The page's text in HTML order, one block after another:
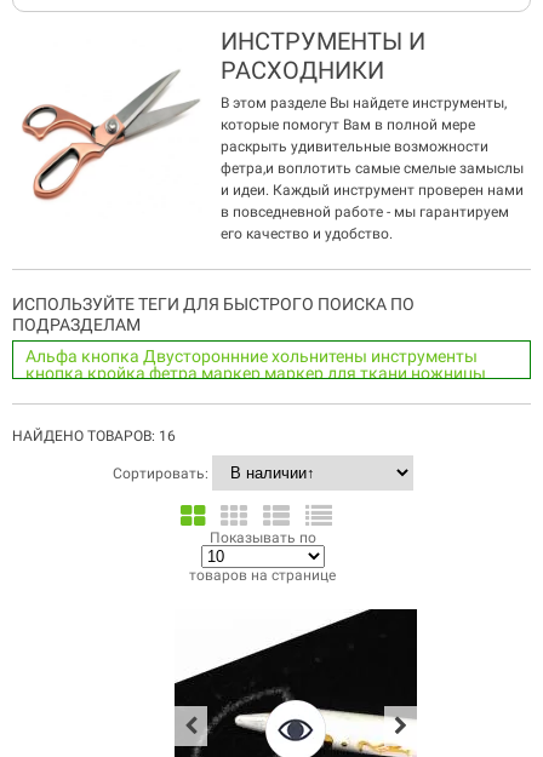
ИНСТРУМЕНТЫ И
РАСХОДНИКИ
В этом разделе Вы найдете инструменты,
которые помогут Вам в полной мере
раскрыть удивительные возможности
фетра,и воплотить самые смелые замыслы
и идеи. Каждый инструмент проверен нами
в повседневной работе - мы гарантируем
его качество и удобство.
ИСПОЛЬЗУЙТЕ ТЕГИ ДЛЯ БЫСТРОГО ПОИСКА ПО
ПОДРАЗДЕЛАМ
Альфа кнопка Двустороннние хольнитены инструменты
кнопкакройка фетрамаркермаркер для тканиножницы
раскройные ножницырасходные материалыРучкаручка
для ткани
фурнитураХольнитены
НАЙДЕНО ТОВАРОВ: 16
Сортировать:
Показывать по
товаров на странице